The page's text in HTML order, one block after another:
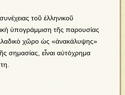
τοῦ ἑλληνικοῦ
ὑπογράμμιση τῆς παρουσίας
χῶρο ὡς «ἀνακάλυψης»
σημασίας, εἶναι αὐτόχρημα